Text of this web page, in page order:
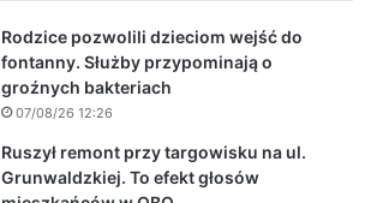
Rodzice pozwolili dzieciom wejść do
fontanny. Służby przypominają o
groźnych bakteriach
07/08/26 12:26
Ruszył remont przy targowisku na ul.
Grunwaldzkiej. To efekt głosów